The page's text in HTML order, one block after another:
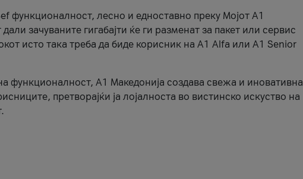
функционалност, лесно и едноставно преку Мојот А1
зачуваните гигабајти ќе ги разменат за пакет или сервис
исто така треба да биде корисник на А1 Alfa или A1 Senior
функционалност, А1 Македонија создава свежа и иновативна
претворајќи ја лојалноста во вистинско искуство на